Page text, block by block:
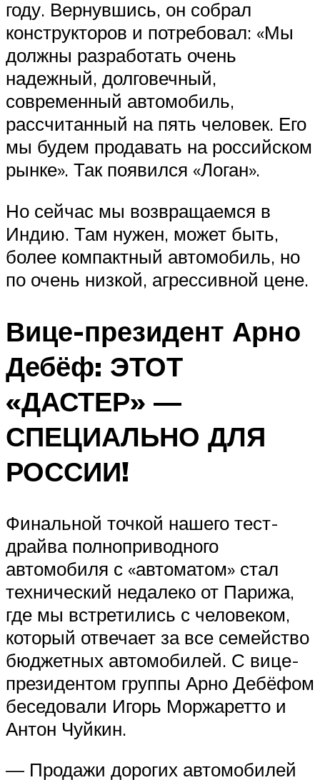
году. Вернувшись, он собрал
конструкторов и потребовал: «Мы
должны разработать очень
надежный, долговечный,
современный автомобиль,
рассчитанный на пять человек. Его
мы будем продавать на российском
рынке». Так появился «Логан».
Но сейчас мы возвращаемся в
Индию. Там нужен, может быть,
более компактный автомобиль, но
по очень низкой, агрессивной цене.
Вице-президент Арно
Дебёф: ЭТОТ
«ДАСТЕР» —
СПЕЦИАЛЬНО ДЛЯ
РОССИИ!
Финальной точкой нашего тест-
драйва полноприводного
автомобиля с «автоматом» стал
технический недалеко от Парижа,
где мы встретились с человеком,
который отвечает за все семейство
бюджетных автомобилей. С вице-
президентом группы Арно Дебёфом
беседовали Игорь Моржаретто и
Антон Чуйкин.
— Продажи дорогих автомобилей